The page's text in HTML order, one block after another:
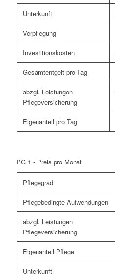
Unterkunft
Verpflegung
Investitionskosten
Gesamtentgelt pro Tag
abzgl. Leistungen
Pflegeversicherung
Eigenanteil pro Tag
PG 1 - Preis pro Monat
Pflegegrad
Pflegebedingte Aufwendungen
abzgl. Leistungen
Pflegeversicherung
Eigenanteil Pflege
Unterkunft